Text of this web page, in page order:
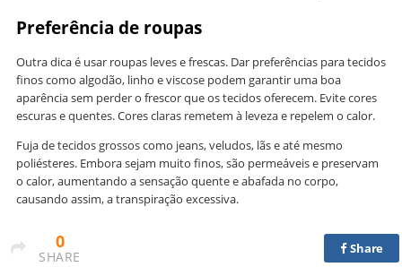
Preferência de roupas
Outra dica é usar roupas leves e frescas. Dar preferências para tecidos
finos como algodão, linho e viscose podem garantir uma boa
aparência sem perder o frescor que os tecidos oferecem. Evite cores
escuras e quentes. Cores claras remetem à leveza e repelem o calor.
Fuja de tecidos grossos como jeans, veludos, lãs e até mesmo
poliésteres. Embora sejam muito finos, são permeáveis e preservam
o calor, aumentando a sensação quente e abafada no corpo,
causando assim, a transpiração excessiva.
0
SHARE
Share